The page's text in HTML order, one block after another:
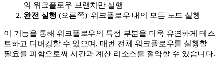
의 워크플로우 브랜치만 실행
완전 실행 (오른쪽): 워크플로우 내의 모든 노드 실행
이 기능을 통해 워크플로우의 특정 부분을 더욱 유연하게 테스
트하고 디버깅할 수 있으며, 매번 전체 워크플로우를 실행할
필요를 피함으로써 시간과 계산 리소스를 절약할 수 있습니다.